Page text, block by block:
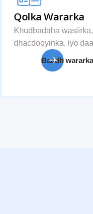
Qolka Wararka
Khudbadaha
dhacdooyinka, iyo
Baadh wararka